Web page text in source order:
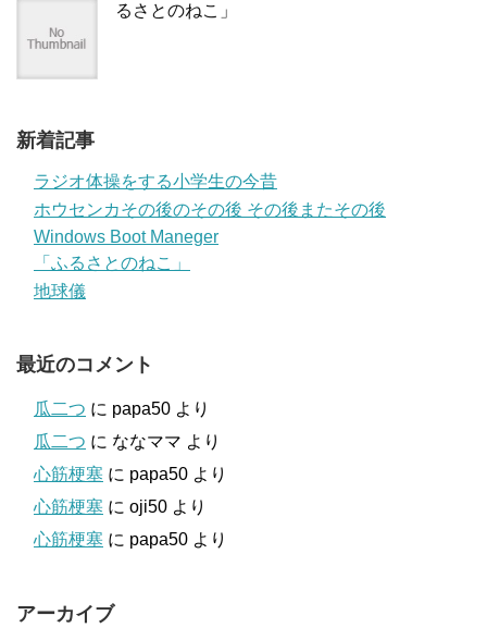
るさとのねこ」
新着記事
ラジオ体操をする小学生の今昔
ホウセンカその後のその後 その後またその後
Windows Boot Maneger
「ふるさとのねこ」
地球儀
最近のコメント
瓜二つ に papa50 より
瓜二つ に ななママ より
心筋梗塞 に papa50 より
心筋梗塞 に oji50 より
心筋梗塞 に papa50 より
アーカイブ